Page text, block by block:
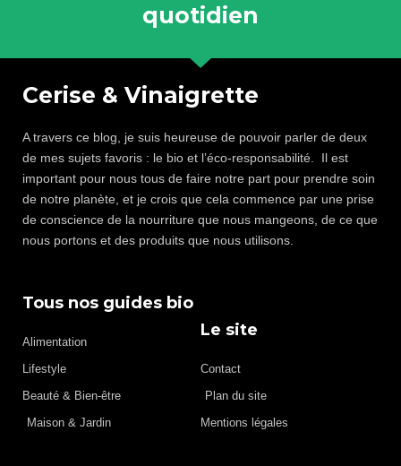
quotidien
Cerise & Vinaigrette
A travers ce blog, je suis heureuse de pouvoir parler de deux
de mes sujets favoris : le bio et l’éco-responsabilité. Il est
important pour nous tous de faire notre part pour prendre soin
de notre planète, et je crois que cela commence par une prise
de conscience de la nourriture que nous mangeons, de ce que
nous portons et des produits que nous utilisons.
Tous nos guides bio
Alimentation
Lifestyle
Beauté & Bien-être
Maison & Jardin
Le site
Contact
Plan du site
Mentions légales